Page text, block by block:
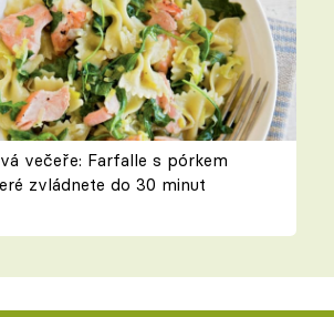
večeře: Farfalle s pórkem
zvládnete do 30 minut